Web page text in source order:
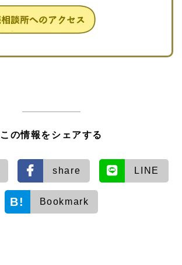
この情報をシェアする
share LINE
Bookmark